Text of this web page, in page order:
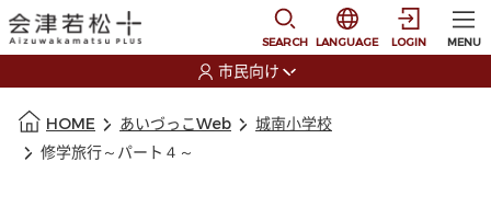
SEARCH
選択すると言語の切
LANGUAGE LOGIN MENU
市民向け
HOME あいづっこWeb
城南小学校
修学旅行～パート４～